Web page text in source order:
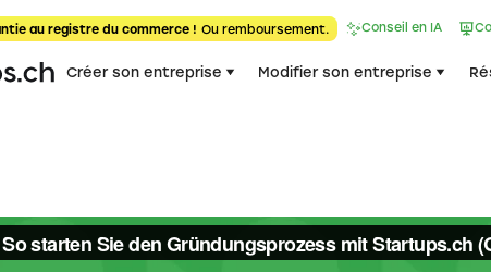
au registre du commerce ! Ou remboursement. Conseil en IA
Créer son entreprise Modifier son entreprise